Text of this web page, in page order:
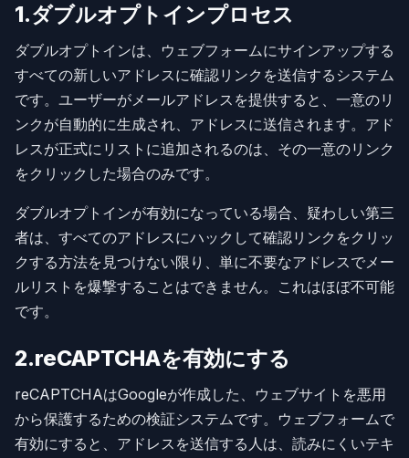
1.ダブルオプトインプロセス
ダブルオプトインは、ウェブフォームにサインアップする
すべての新しいアドレスに確認リンクを送信するシステム
です。ユーザーがメールアドレスを提供すると、一意のリ
ンクが自動的に生成され、アドレスに送信されます。アド
レスが正式にリストに追加されるのは、その一意のリンク
をクリックした場合のみです。
ダブルオプトインが有効になっている場合、疑わしい第三
者は、すべてのアドレスにハックして確認リンクをクリッ
クする方法を見つけない限り、単に不要なアドレスでメー
ルリストを爆撃することはできません。これはほぼ不可能
です。
2.reCAPTCHAを有効にする
reCAPTCHAはGoogleが作成した、ウェブサイトを悪用
から保護するための検証システムです。ウェブフォームで
有効にすると、アドレスを送信する人は、読みにくいテキ